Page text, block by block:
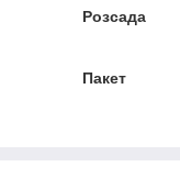
Розсада
Пакет